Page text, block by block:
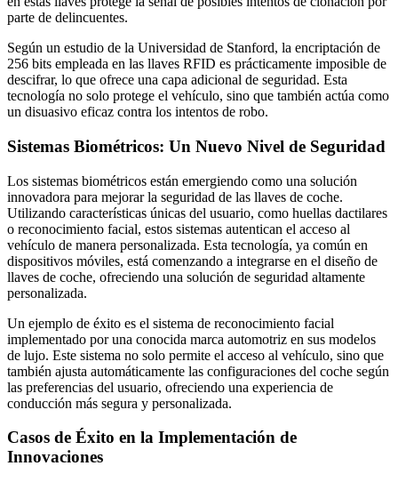
parte de delincuentes.
Según un estudio de la Universidad de Stanford, la encriptación de
256 bits empleada en las llaves RFID es prácticamente imposible de
descifrar, lo que ofrece una capa adicional de seguridad. Esta
tecnología no solo protege el vehículo, sino que también actúa como
un disuasivo eficaz contra los intentos de robo.
Sistemas Biométricos: Un Nuevo Nivel de Seguridad
Los sistemas biométricos están emergiendo como una solución
innovadora para mejorar la seguridad de las llaves de coche.
Utilizando características únicas del usuario, como huellas dactilares
o reconocimiento facial, estos sistemas autentican el acceso al
vehículo de manera personalizada. Esta tecnología, ya común en
dispositivos móviles, está comenzando a integrarse en el diseño de
llaves de coche, ofreciendo una solución de seguridad altamente
personalizada.
Un ejemplo de éxito es el sistema de reconocimiento facial
implementado por una conocida marca automotriz en sus modelos
de lujo. Este sistema no solo permite el acceso al vehículo, sino que
también ajusta automáticamente las configuraciones del coche según
las preferencias del usuario, ofreciendo una experiencia de
conducción más segura y personalizada.
Casos de Éxito en la Implementación de
Innovaciones